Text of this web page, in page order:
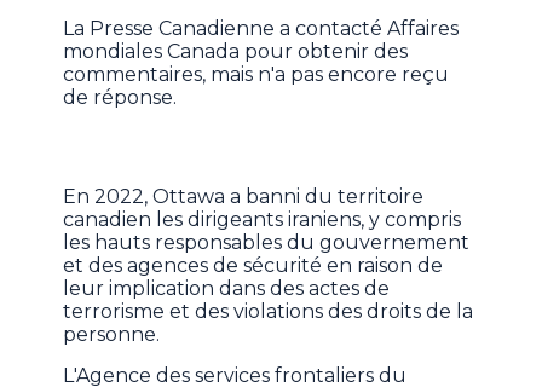
La Presse Canadienne a contacté Affaires
mondiales Canada pour obtenir des
commentaires, mais n'a pas encore reçu
de réponse.
En 2022, Ottawa a banni du territoire
canadien les dirigeants iraniens, y compris
les hauts responsables du gouvernement
et des agences de sécurité en raison de
leur implication dans des actes de
terrorisme et des violations des droits de la
personne.
L'Agence des services frontaliers du